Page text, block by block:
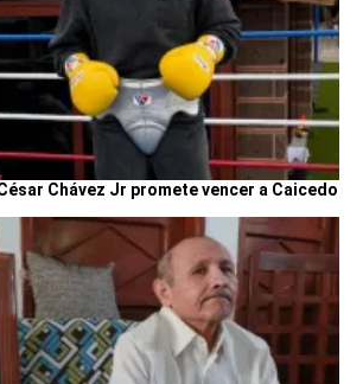
Chávez Jr promete vencer a Caicedo